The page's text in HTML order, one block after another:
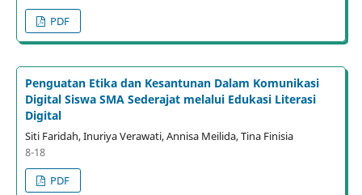
PDF
Penguatan Etika dan Kesantunan Dalam Komunikasi
Digital Siswa SMA Sederajat melalui Edukasi Literasi
Digital
Siti Faridah, Inuriya Verawati, Annisa Meilida, Tina Finisia
8-18
PDF